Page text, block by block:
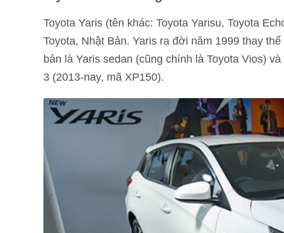
Toyota Yaris (tên khác: Toyota Yarisu, Toyota
Toyota, Nhật Bản. Yaris ra đời năm 1999 thay
bản là Yaris sedan (cũng chính là Toyota Vios)
3 (2013-nay, mã XP150).